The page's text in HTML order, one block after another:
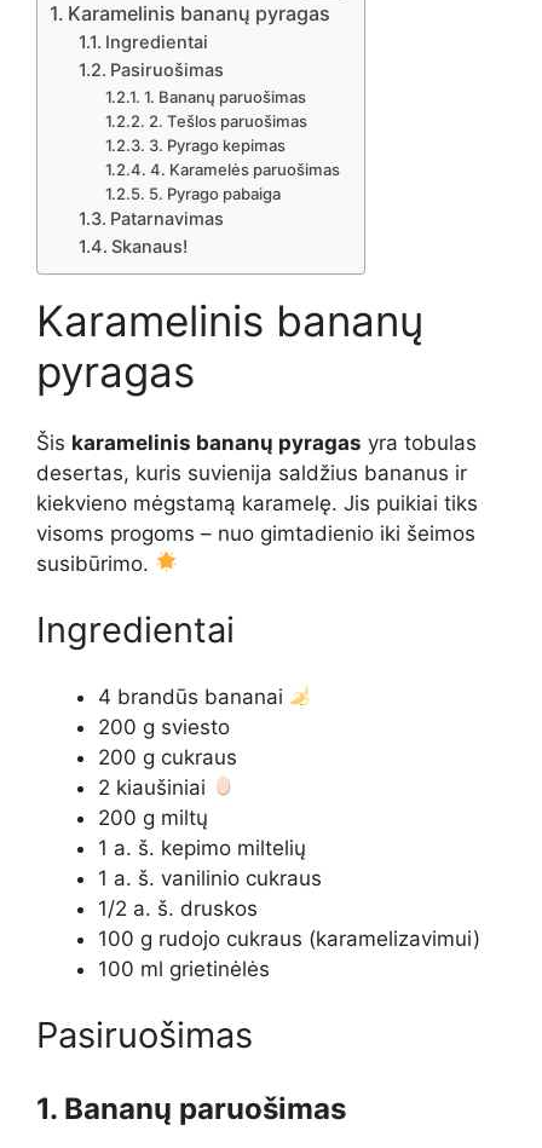
Karamelinis bananų pyragas
Ingredientai
Pasiruošimas
1. Bananų paruošimas
2. Tešlos paruošimas
3. Pyrago kepimas
4. Karamelės paruošimas
5. Pyrago pabaiga
Patarnavimas
Skanaus!
Karamelinis bananų
pyragas
Šis karamelinis bananų pyragas yra tobulas
desertas, kuris suvienija saldžius bananus ir
kiekvieno mėgstamą karamelę. Jis puikiai tiks
visoms progoms – nuo gimtadienio iki šeimos
susibūrimo.
Ingredientai
4 brandūs bananai
200 g sviesto
200 g cukraus
2 kiaušiniai
200 g miltų
1 a. š. kepimo miltelių
1 a. š. vanilinio cukraus
1/2 a. š. druskos
100 g rudojo cukraus (karamelizavimui)
100 ml grietinėlės
Pasiruošimas
1. Bananų paruošimas